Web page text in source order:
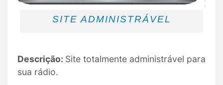
SITE ADMINISTRÁVEL
Descrição: Site totalmente administrável para
sua rádio.